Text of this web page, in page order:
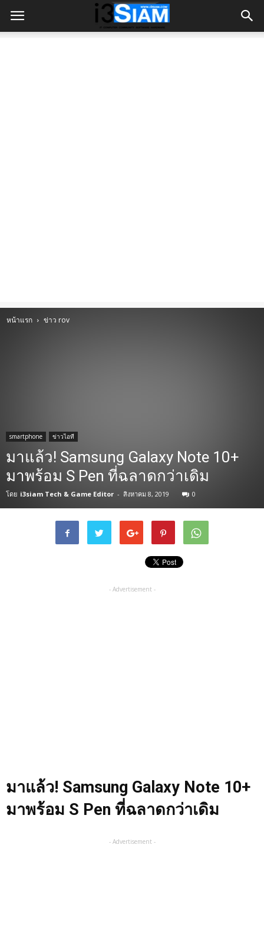
หน้าแรก ข่าว rov
smartphone ข่าวไอที
มาแล้ว! Samsung Galaxy Note 10+
มาพร้อม S Pen ที่ฉลาดกว่าเดิม
โดย i3siam Tech & Game Editor - สิงหาคม 8, 2019 0
- Advertisement -
มาแล้ว! Samsung Galaxy Note 10+
มาพร้อม S Pen ที่ฉลาดกว่าเดิม
- Advertisement -